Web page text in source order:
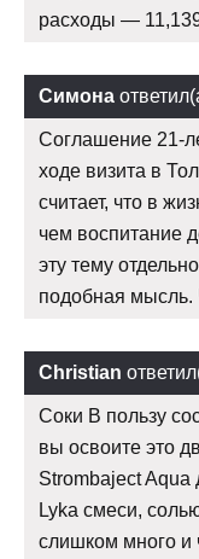
расходы —
Симона
Соглашение 21-
ходе визита в
считает, что в
чем воспитание
эту тему
подобная мысль.
Christian
Соки В пользу
вы освоите это
Strombaject
Lyka смеси,
слишком много и